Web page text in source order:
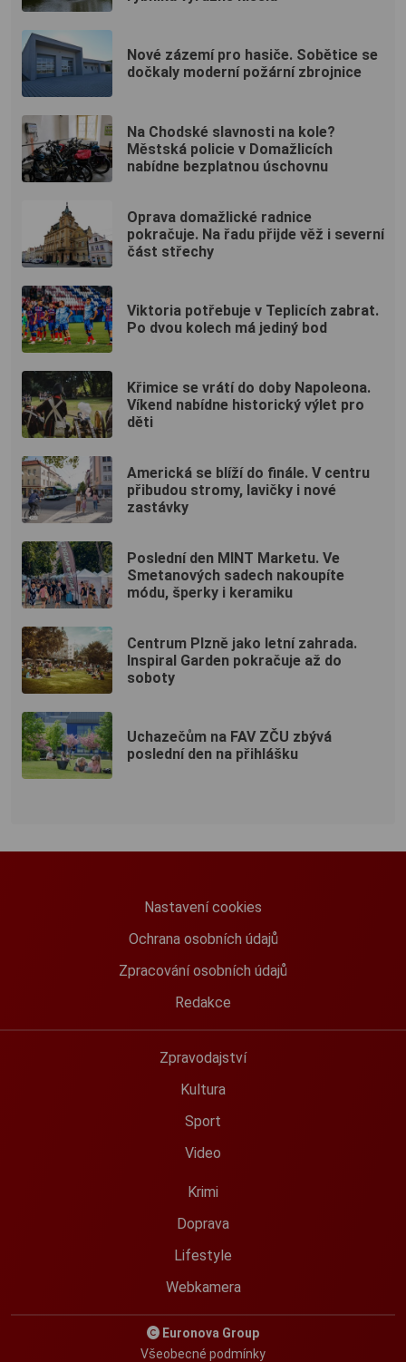
Nové zázemí pro hasiče. Sobětice se
dočkaly moderní požární zbrojnice
Na Chodské slavnosti na kole?
Městská policie v Domažlicích
nabídne bezplatnou úschovnu
Oprava domažlické radnice
pokračuje. Na řadu přijde věž i severní
část střechy
Viktoria potřebuje v Teplicích zabrat.
Po dvou kolech má jediný bod
Křimice se vrátí do doby Napoleona.
Víkend nabídne historický výlet pro
děti
Americká se blíží do finále. V centru
přibudou stromy, lavičky i nové
zastávky
Poslední den MINT Marketu. Ve
Smetanových sadech nakoupíte
módu, šperky i keramiku
Centrum Plzně jako letní zahrada.
Inspiral Garden pokračuje až do
soboty
Uchazečům na FAV ZČU zbývá
poslední den na přihlášku
Nastavení cookies
Ochrana osobních údajů
Zpracování osobních údajů
Redakce
Zpravodajství
Kultura
Sport
Video
Krimi
Doprava
Lifestyle
Webkamera
Euronova Group
Všeobecné podmínky